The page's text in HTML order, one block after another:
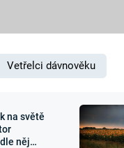
Zajímavosti
Vetřelci dávnověku
na světě
něj